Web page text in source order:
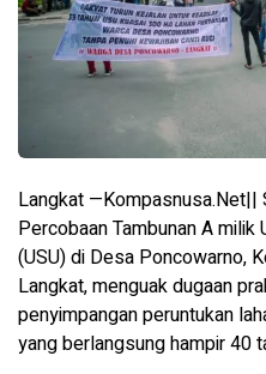
Langkat —Kompasnusa.Net||
Percobaan Tambunan A
(USU) di Desa Poncowarno,
Langkat, menguak dugaan
penyimpangan peruntukan
yang berlangsung hampir 40